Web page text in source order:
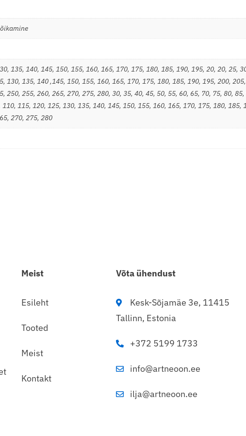
, 135, 140, 145, 150, 155, 160, 165, 170, 175, 180, 185, 190, 195, 20, 20, 25,
130, 135, 140 ,145, 150, 155, 160, 165, 170, 175, 180, 185, 190, 195, 200,
, 250, 255, 260, 265, 270, 275, 280, 30, 35, 40, 45, 50, 55, 60, 65, 70, 75, 80, 85,
110, 115, 120, 125, 130, 135, 140, 145, 150, 155, 160, 165, 170, 175, 180, 185,
, 270, 275, 280
Meist
Esileht
Tooted
Meist
Kontakt
Võta ühendust
Kesk-Sõjamäe 3e, 11415
Tallinn, Estonia
+372 5199 1733
info@artneoon.ee
ilja@artneoon.ee